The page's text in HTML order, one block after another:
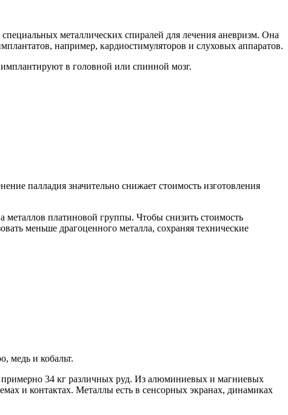
металлических спиралей для лечения аневризм. Она
например, кардиостимуляторов и слуховых аппаратов.
в головной или спинной мозг.
палладия значительно снижает стоимость изготовления
металлов платиновой группы. Чтобы снизить стоимость
меньше драгоценного металла, сохраняя технические
медь и кобальт.
примерно 34 кг различных руд. Из алюминиевых и магниевых
и контактах. Металлы есть в сенсорных экранах, динамиках